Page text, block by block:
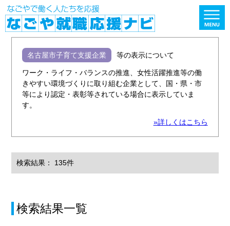
名古屋市子育て支援企業 等の表示について
ワーク・ライフ・バランスの推進、女性活躍推進等の働
きやすい環境づくりに取り組む企業として、国・県・市
等により認定・表彰等されている場合に表示していま
す。
»詳しくはこちら
検索結果： 135件
検索結果一覧